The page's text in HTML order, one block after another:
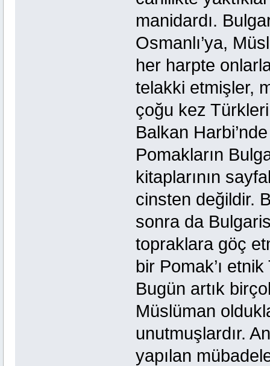
manidardı.
Osmanlı’ya,
her harpte
telakki etmişler,
çoğu kez Türkleri
Balkan
Pomakların
kitaplarının
cinsten değildir.
sonra da
topraklara göç
bir Pomak’ı
Bugün artık
Müslüman
unutmuşlardır.
yapılan